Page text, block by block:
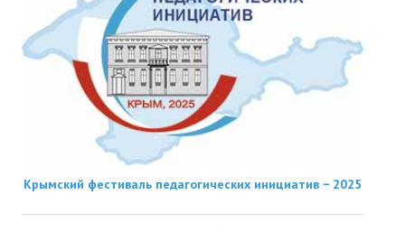
Крымский фестиваль педагогических инициатив − 2025